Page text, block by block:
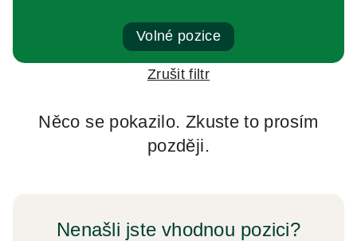
Volné pozice
Zrušit filtr
Něco se pokazilo. Zkuste to prosím
později.
Nenašli jste vhodnou pozici?